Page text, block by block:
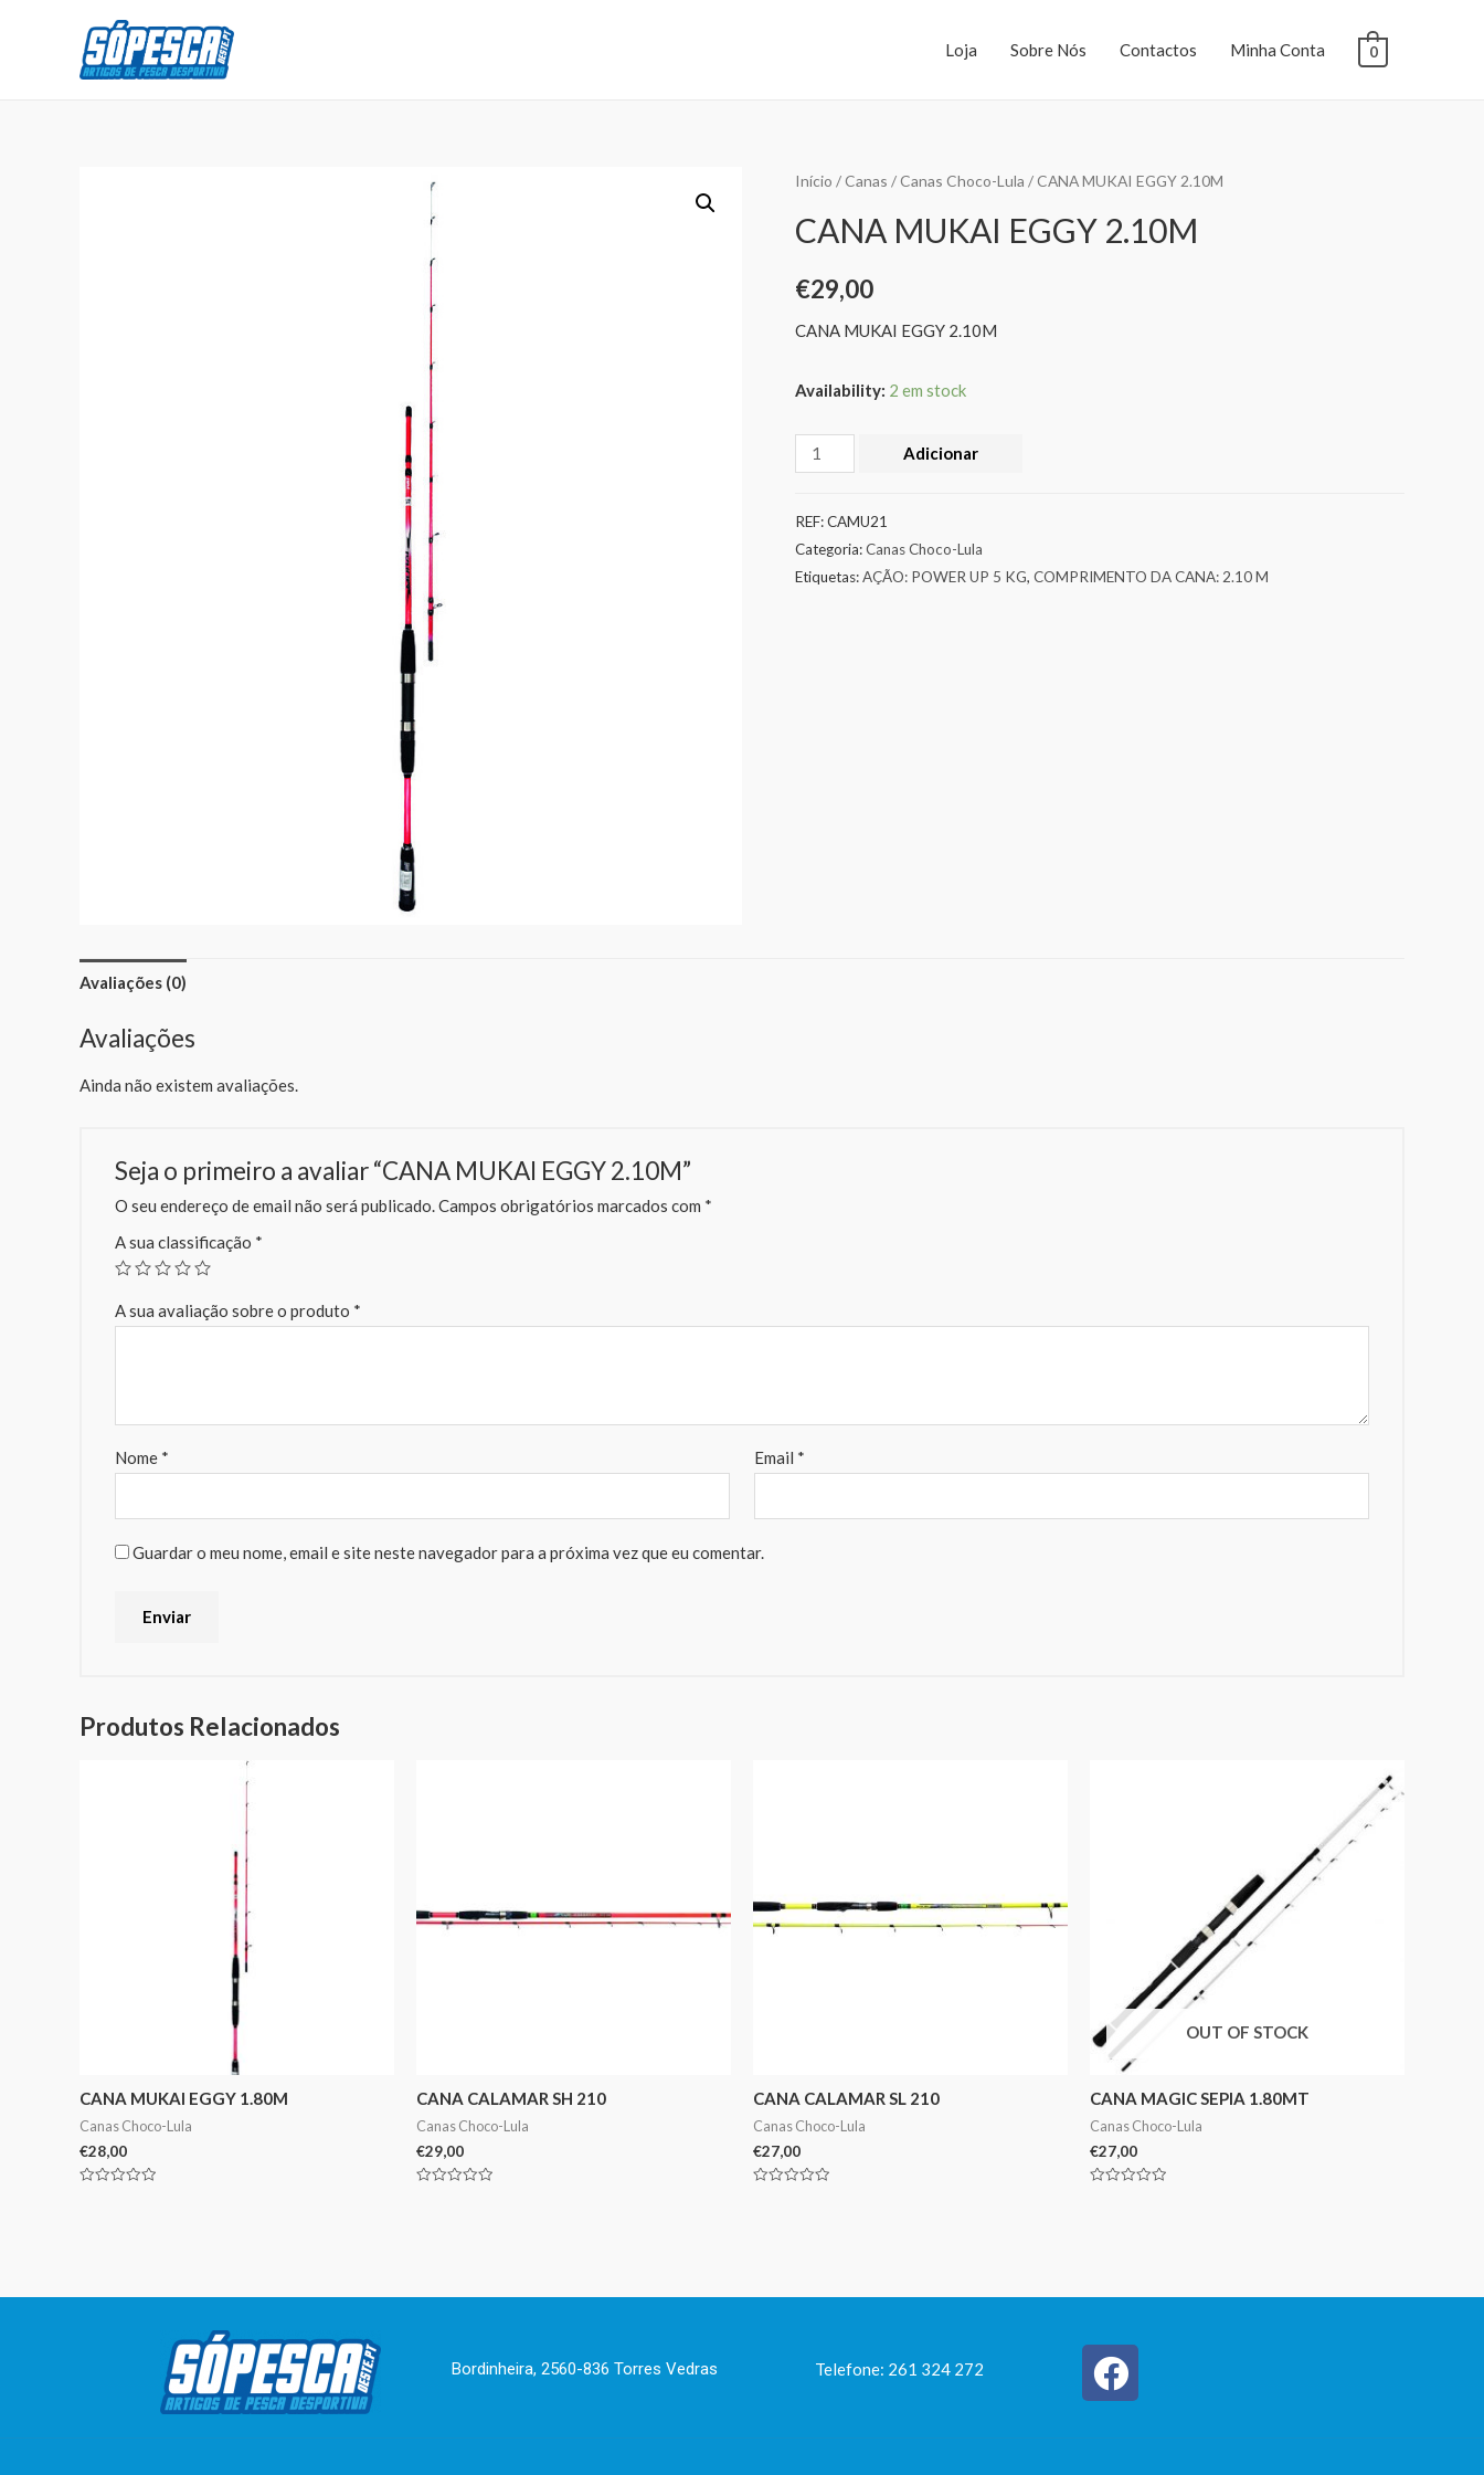
Loja Sobre Nós Contactos Minha Conta 0
Início /Canas /Canas Choco-Lula / CANA MUKAI EGGY 2.10M
CANA MUKAI EGGY 2.10M
€29,00
CANA MUKAI EGGY 2.10M
Availability: 2 em stock
Adicionar
REF:CAMU21
Categoria:Canas Choco-Lula
Etiquetas:AÇÃO: POWER UP 5 KG, COMPRIMENTO DA CANA: 2.10 M
Avaliações (0)
Avaliações
Ainda não existem avaliações.
Seja o primeiro a avaliar “CANA MUKAI EGGY 2.10M”
O seu endereço de email não será publicado.Campos obrigatórios marcados com *
A sua classificação *
A sua avaliação sobre o produto *
Nome * Email *
Guardar o meu nome, email e site neste navegador para a próxima vez que eu comentar.
Produtos Relacionados
CANA MUKAI EGGY 1.80M
Canas Choco-Lula
€28,00
CANA CALAMAR SH 210
Canas Choco-Lula
€29,00
CANA CALAMAR SL 210
Canas Choco-Lula
€27,00
OUT OF STOCK
CANA MAGIC SEPIA 1.80MT
Canas Choco-Lula
€27,00
Bordinheira, 2560-836 Torres Vedras Telefone: 261 324 272